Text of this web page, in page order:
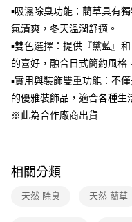
由本公司與您本人進行分期帳
3.完整用戶服務條款，請詳閱以
▪吸濕除臭功能：藺草具有
氣清爽，冬天溫潤舒適。
▪雙色選擇：提供『黛藍』
的喜好，融合日式簡約風格
▪實用與裝飾雙重功能：不
的優雅裝飾品，適合各種生
※此為合作廠商出貨
相關分類
天然 除臭 天然 藺草